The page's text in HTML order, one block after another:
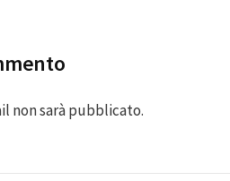
non sarà pubblicato.